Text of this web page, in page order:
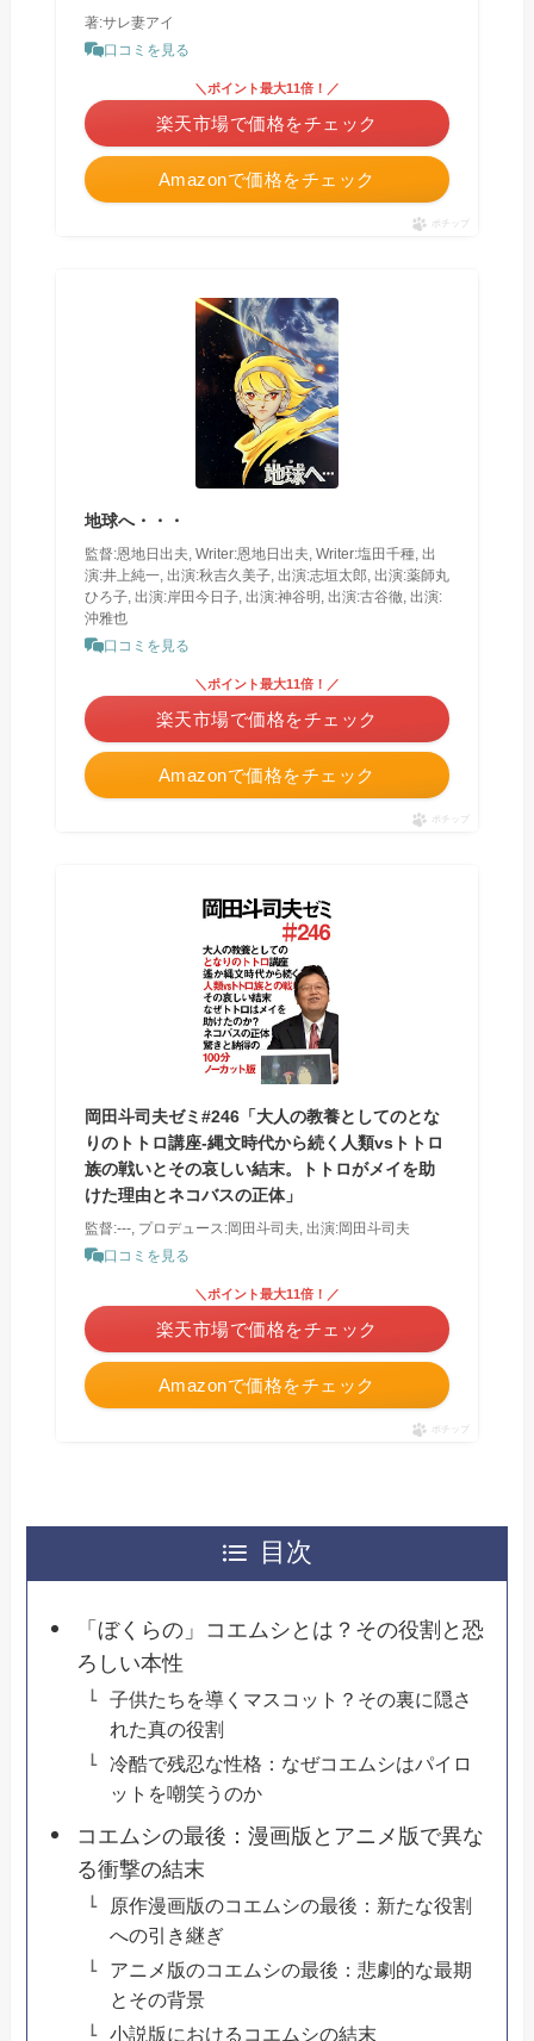
著:サレ妻アイ
口コミを見る
Amazonで価格をチェック
＼ポイント最大11倍！／
楽天市場で価格をチェック
ポチップ
地球へ・・・
監督:恩地日出夫, Writer:恩地日出夫, Writer:塩田千種, 出
演:井上純一, 出演:秋吉久美子, 出演:志垣太郎, 出演:薬師丸
ひろ子, 出演:岸田今日子, 出演:神谷明, 出演:古谷徹, 出演:
沖雅也
口コミを見る
Amazonで価格をチェック
＼ポイント最大11倍！／
楽天市場で価格をチェック
ポチップ
岡田斗司夫ゼミ#246「大人の教養としてのとな
りのトトロ講座-縄文時代から続く人類vsトトロ
族の戦いとその哀しい結末。トトロがメイを助
けた理由とネコバスの正体」
監督:---, プロデュース:岡田斗司夫, 出演:岡田斗司夫
口コミを見る
Amazonで価格をチェック
＼ポイント最大11倍！／
楽天市場で価格をチェック
ポチップ
目次
「ぼくらの」コエムシとは？その役割と恐
ろしい本性
子供たちを導くマスコット？その裏に隠さ
れた真の役割
冷酷で残忍な性格：なぜコエムシはパイロ
ットを嘲笑うのか
コエムシの最後：漫画版とアニメ版で異な
る衝撃の結末
原作漫画版のコエムシの最後：新たな役割
への引き継ぎ
アニメ版のコエムシの最後：悲劇的な最期
とその背景
小説版におけるコエムシの結末